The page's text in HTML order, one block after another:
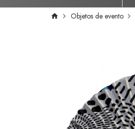
Objetos de evento